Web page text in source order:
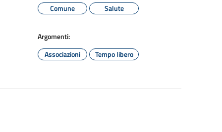
Comune
Salute
Argomenti:
Associazioni
Tempo libero